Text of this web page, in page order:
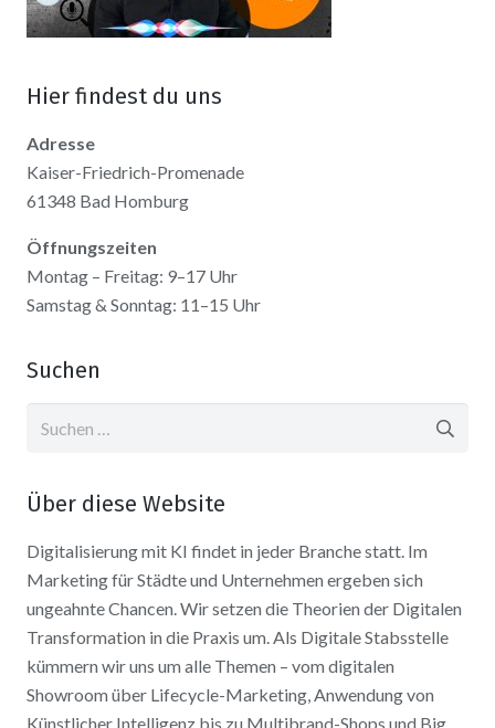
Hier findest du uns
Adresse
Kaiser-Friedrich-Promenade
61348 Bad Homburg
Öffnungszeiten
Montag – Freitag: 9–17 Uhr
Samstag & Sonntag: 11–15 Uhr
Suchen
Über diese Website
Digitalisierung mit KI findet in jeder Branche statt. Im
Marketing für Städte und Unternehmen ergeben sich
ungeahnte Chancen. Wir setzen die Theorien der Digitalen
Transformation in die Praxis um. Als Digitale Stabsstelle
kümmern wir uns um alle Themen – vom digitalen
Showroom über Lifecycle-Marketing, Anwendung von
Künstlicher Intelligenz bis zu Multibrand-Shops und Big